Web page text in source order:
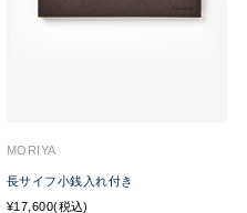
MORIYA
長サイフ小銭入れ付き
¥17,600(税込)